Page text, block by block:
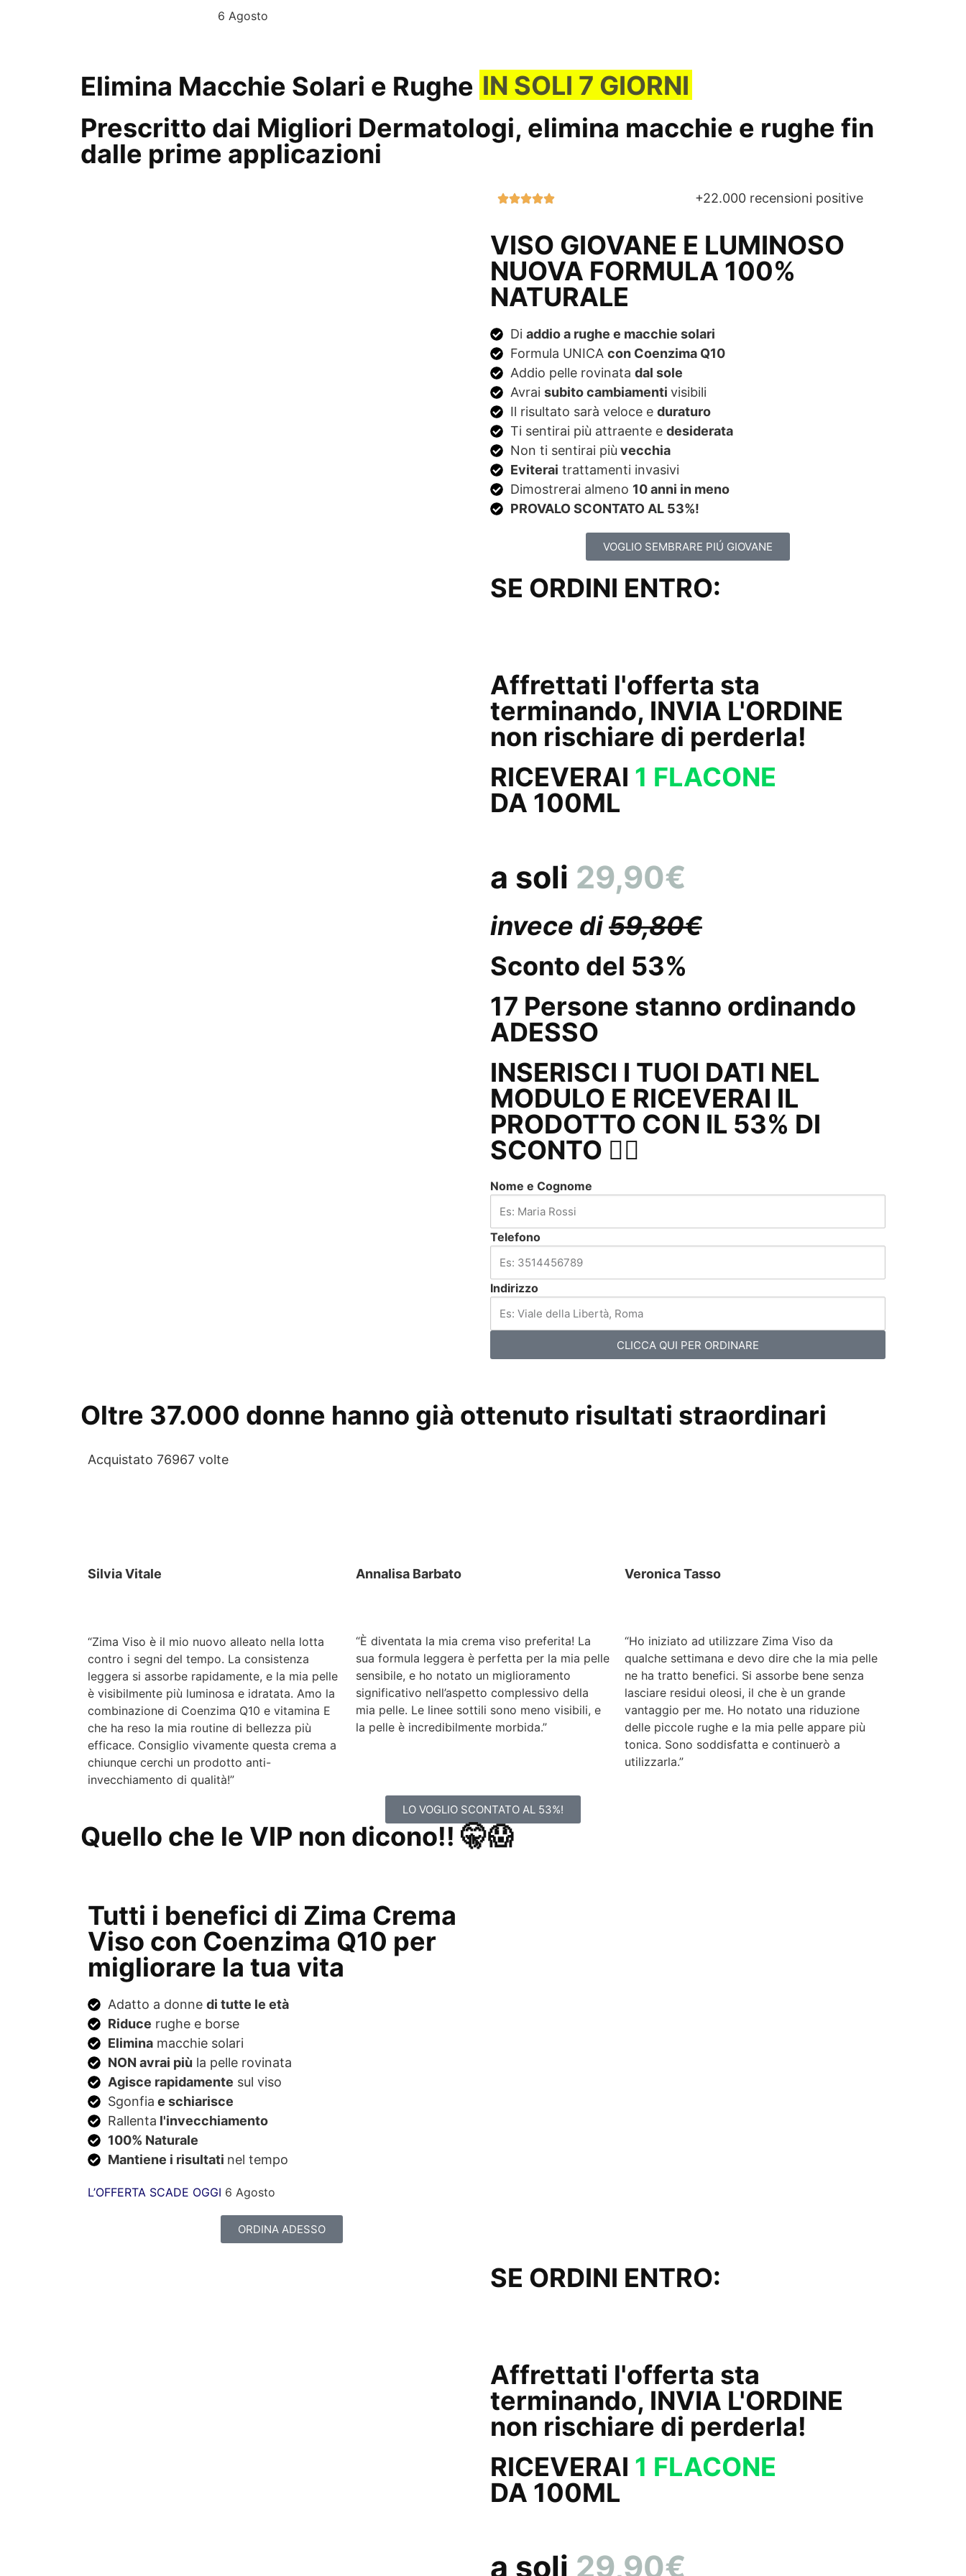
6 Agosto
Elimina Macchie Solari e Rughe IN SOLI 7 GIORNI
Prescritto dai Migliori Dermatologi, elimina macchie e rughe fin
dalle prime applicazioni
+22.000 recensioni positive
VISO GIOVANE E LUMINOSO
NUOVA FORMULA 100%
NATURALE
Di addio a rughe e macchie solari
Formula UNICA con Coenzima Q10
Addio pelle rovinata dal sole
Avrai subito cambiamenti visibili
Il risultato sarà veloce e duraturo
Ti sentirai più attraente e desiderata
Non ti sentirai più vecchia
Eviterai trattamenti invasivi
Dimostrerai almeno 10 anni in meno
PROVALO SCONTATO AL 53%!
VOGLIO SEMBRARE PIÚ GIOVANE
SE ORDINI ENTRO:
Affrettati l'offerta sta
terminando, INVIA L'ORDINE
non rischiare di perderla!
RICEVERAI 1 FLACONE
DA 100ML
a soli 29,90€
invece di59,80€
Sconto del 53%
17 Persone stanno ordinando
ADESSO
INSERISCI I TUOI DATI NEL
MODULO E RICEVERAI IL
PRODOTTO CON IL 53% DI
SCONTO 👇🏼
Nome e Cognome
Telefono
Indirizzo
CLICCA QUI PER ORDINARE
Oltre 37.000 donne hanno già ottenuto risultati straordinari
Acquistato 76967 volte
Silvia Vitale
“Zima Viso è il mio nuovo alleato nella lotta
contro i segni del tempo. La consistenza
leggera si assorbe rapidamente, e la mia pelle
è visibilmente più luminosa e idratata. Amo la
combinazione di Coenzima Q10 e vitamina E
che ha reso la mia routine di bellezza più
efficace. Consiglio vivamente questa crema a
chiunque cerchi un prodotto anti-
invecchiamento di qualità!”
Annalisa Barbato
“È diventata la mia crema viso preferita! La
sua formula leggera è perfetta per la mia pelle
sensibile, e ho notato un miglioramento
significativo nell’aspetto complessivo della
mia pelle. Le linee sottili sono meno visibili, e
la pelle è incredibilmente morbida.”
Veronica Tasso
“Ho iniziato ad utilizzare Zima Viso da
qualche settimana e devo dire che la mia pelle
ne ha tratto benefici. Si assorbe bene senza
lasciare residui oleosi, il che è un grande
vantaggio per me. Ho notato una riduzione
delle piccole rughe e la mia pelle appare più
tonica. Sono soddisfatta e continuerò a
utilizzarla.”
LO VOGLIO SCONTATO AL 53%!
Quello che le VIP non dicono!! 🤫😱
Tutti i benefici di Zima Crema
Viso con Coenzima Q10 per
migliorare la tua vita
Adatto a donne di tutte le età
Riduce rughe e borse
Eliminamacchie solari
NON avrai più la pelle rovinata
Agisce rapidamente sul viso
Sgonfia e schiarisce
Rallenta l'invecchiamento
100% Naturale
Mantiene i risultati nel tempo
L’OFFERTA SCADE OGGI 6 Agosto
ORDINA ADESSO
SE ORDINI ENTRO:
Affrettati l'offerta sta
terminando, INVIA L'ORDINE
non rischiare di perderla!
RICEVERAI 1 FLACONE
DA 100ML
a soli 29,90€